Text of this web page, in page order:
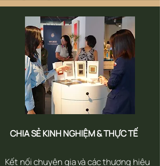
CHIA SẺ KINH NGHIỆM & THỰC TẾ
Kết nối chuyên gia và các thương hiệu